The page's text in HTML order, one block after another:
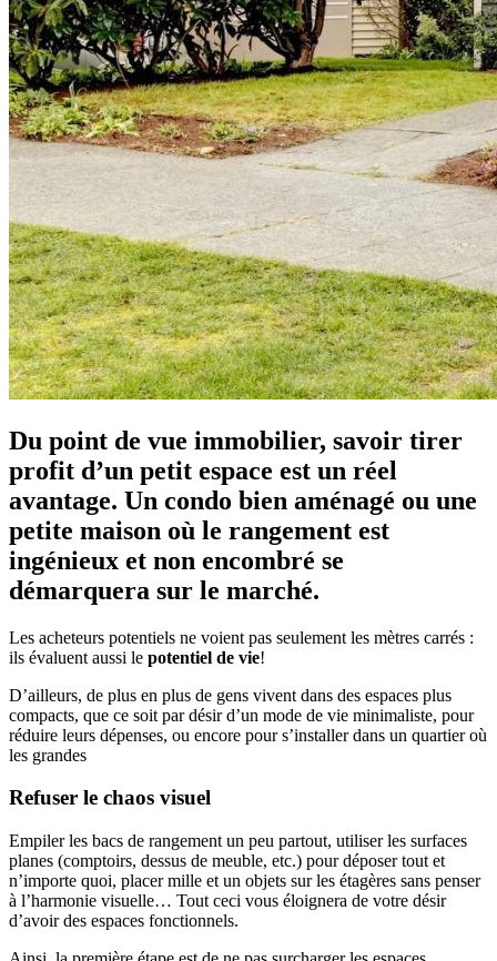
Du point de vue immobilier, savoir tirer
profit d’un petit espace est un réel
avantage. Un condo bien aménagé ou une
petite maison où le rangement est
ingénieux et non encombré se
démarquera sur le marché.
Les acheteurs potentiels ne voient pas seulement les mètres carrés :
ils évaluent aussi le potentiel de vie!
D’ailleurs, de plus en plus de gens vivent dans des espaces plus
compacts, que ce soit par désir d’un mode de vie minimaliste, pour
réduire leurs dépenses, ou encore pour s’installer dans un quartier où
les grandes
Refuser le chaos visuel
Empiler les bacs de rangement un peu partout, utiliser les surfaces
planes (comptoirs, dessus de meuble, etc.) pour déposer tout et
n’importe quoi, placer mille et un objets sur les étagères sans penser
à l’harmonie visuelle… Tout ceci vous éloignera de votre désir
d’avoir des espaces fonctionnels.